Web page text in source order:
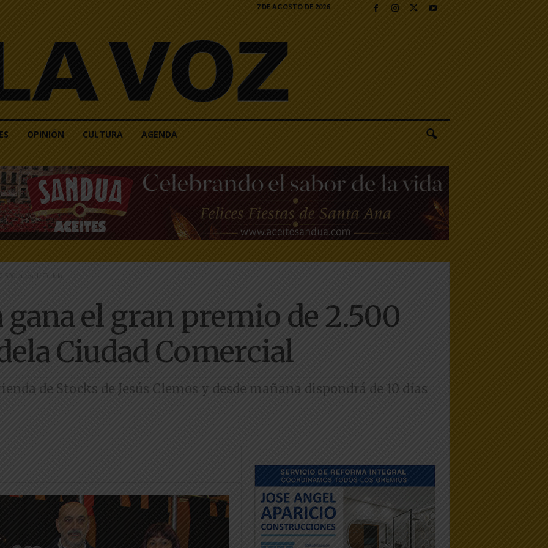
7 DE AGOSTO DE 2026
OPINIÓN CULTURA AGENDA
euros de Tudela...
el gran premio de 2.500
Ciudad Comercial
de Stocks de Jesús Clemos y desde mañana dispondrá de 10 días